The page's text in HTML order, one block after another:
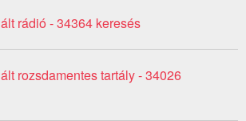
rádió - 34364 keresés
rozsdamentes tartály - 34026